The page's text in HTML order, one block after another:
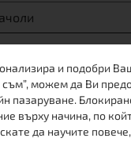
активности.
и реална
и подобри
съм”, можем да Ви
пазаруване.
върху начина, по
да научите